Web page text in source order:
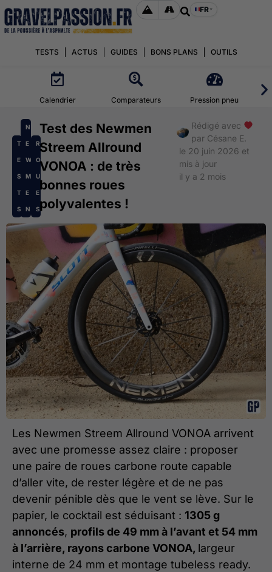
FR
TESTS ACTUS GUIDES BONS PLANS OUTILS
Calendrier Comparateurs Pression pneu
T
E
S
T
S
N
E
W
M
E
N
R
O
U
E
S
Test des Newmen
Streem Allround
VONOA : de très
bonnes roues
polyvalentes !
Rédigé avec
parCésane E.
le 20 juin 2026 et
mis à jour
il y a 2 mois
Les Newmen Streem Allround VONOA arrivent
avec une promesse assez claire : proposer
une paire de roues carbone route capable
d’aller vite, de rester légère et de ne pas
devenir pénible dès que le vent se lève. Sur le
papier, le cocktail est séduisant : 1305 g
annoncés, profils de 49 mm à l’avant et 54 mm
à l’arrière, rayons carbone VONOA, largeur
interne de 24 mm et montage tubeless ready.